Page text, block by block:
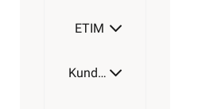
ETIM
Kundeomtale